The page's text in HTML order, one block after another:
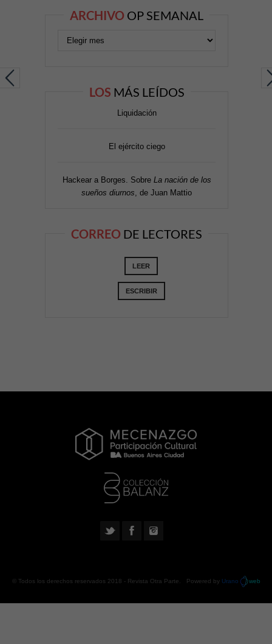
ARCHIVO OP SEMANAL
LOS MÁS LEÍDOS
Liquidación
El ejército ciego
Hackear a Borges. Sobre La nación de los
sueños diurnos , de Juan Mattio
CORREO DE LECTORES
LEER
ESCRIBIR
© Todos los derechos reservados 2018 - Revista Otra Parte . Powered by Urano web